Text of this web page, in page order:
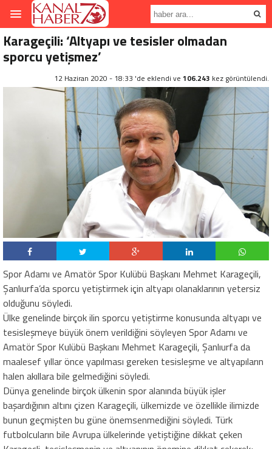
Karageçili: ‘Altyapı ve tesisler olmadan
sporcu yetişmez’
12 Haziran 2020 - 18:33 'de eklendi ve 106.243 kez görüntülendi.
Spor Adamı ve Amatör Spor Kulübü Başkanı Mehmet Karageçili,
Şanlıurfa’da sporcu yetiştirmek için altyapı olanaklarının yetersiz
olduğunu söyledi.
Ülke genelinde birçok ilin sporcu yetiştirme konusunda altyapı ve
tesisleşmeye büyük önem verildiğini söyleyen Spor Adamı ve
Amatör Spor Kulübü Başkanı Mehmet Karageçili, Şanlıurfa da
maalesef yıllar önce yapılması gereken tesisleşme ve altyapıların
halen akıllara bile gelmediğini söyledi.
Dünya genelinde birçok ülkenin spor alanında büyük işler
başardığının altını çizen Karageçili, ülkemizde ve özellikle ilimizde
bunun geçmişten bu güne önemsenmediğini söyledi. Türk
futbolcuların bile Avrupa ülkelerinde yetiştiğine dikkat çeken